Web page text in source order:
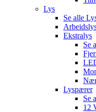
Lys
Se alle
Ekstralys
Se
Lyspærer
Se
12